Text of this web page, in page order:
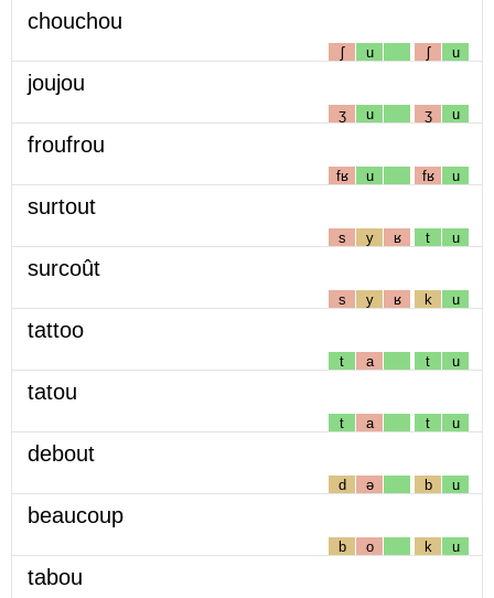
chouchou
ʃ u ʃ u
joujou
ʒ u ʒ u
froufrou
fʁ u fʁ u
surtout
s y ʁ t u
surcoût
s y ʁ k u
tattoo
t a t u
tatou
t a t u
debout
d ə b u
beaucoup
b o k u
tabou